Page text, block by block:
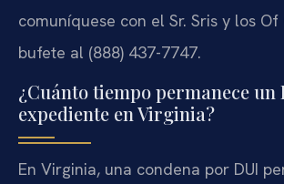
comuníquese con el Sr. Sris y los
bufete al (888) 437-7747.
¿Cuánto tiempo permanece un
expediente en Virginia?
En Virginia, una condena por DUI